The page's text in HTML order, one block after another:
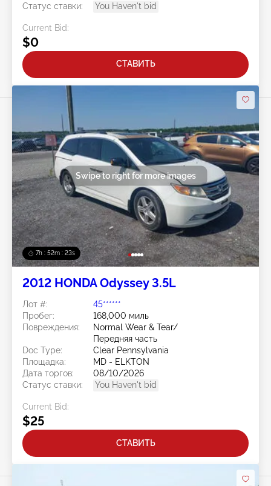
Статус ставки:
You Haven't bid
Current Bid:
$0
СТАВИТЬ
7h : 52m : 20s
Swipe to right for more images
2012 HONDA Odyssey 3.5L
Лот #:
45******
Пробег:
168,000 миль
Повреждения:
Normal Wear & Tear/
Передняя часть
Doc Type:
Clear Pennsylvania
Площадка:
MD - ELKTON
Дата торгов:
08/10/2026
Статус ставки:
You Haven't bid
Current Bid:
$25
СТАВИТЬ